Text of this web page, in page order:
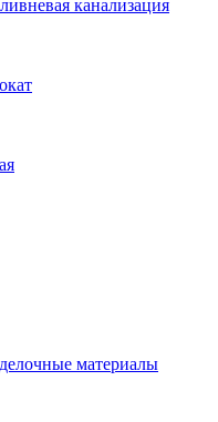
канализация
материалы